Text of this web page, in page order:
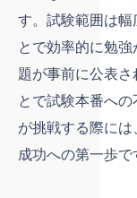
す。試験範囲は
とで効率的に勉
題が事前に公表
とで試験本番へ
が挑戦する際に
成功への第一歩で